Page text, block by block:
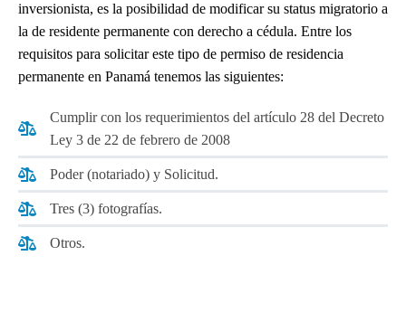
inversionista, es la posibilidad de modificar su status migratorio a
la de residente permanente con derecho a cédula. Entre los
requisitos para solicitar este tipo de permiso de residencia
permanente en Panamá tenemos las siguientes:
Cumplir con los requerimientos del artículo 28 del Decreto
Ley 3 de 22 de febrero de 2008
Poder (notariado) y Solicitud.
Tres (3) fotografías.
Otros.